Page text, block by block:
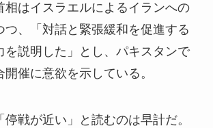
相はイスラエルによるイランへの
つ、「対話と緊張緩和を促進する
を説明した」とし、パキスタンで
催に意欲を示している。
戦が近い」と読むのは早計だ。